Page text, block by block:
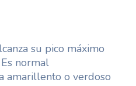
su pico máximo
normal
amarillento o verdoso